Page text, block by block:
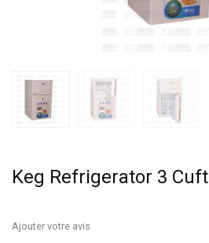
Keg Refrigerator 3 Cuft
Ajouter votre avis